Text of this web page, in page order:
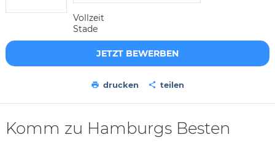
Vollzeit
Stade
JETZT BEWERBEN
drucken teilen
Komm zu Hamburgs Besten